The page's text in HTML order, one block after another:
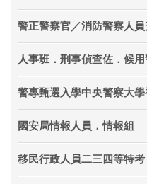
警正警察官／消防警察人
人事班．刑事偵查佐．候
警專甄選入學中央警察大
國安局情報人員．情報組
移民行政人員二三四等特考